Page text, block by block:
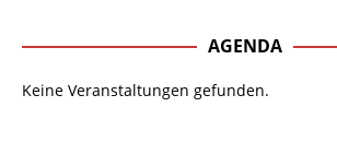
AGENDA
Keine Veranstaltungen gefunden.